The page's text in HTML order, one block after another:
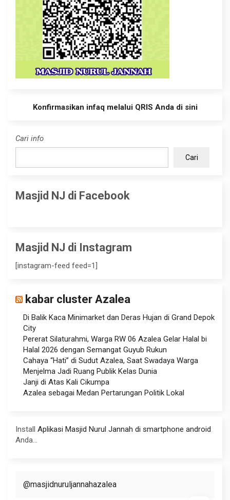
Konfirmasikan infaq melalui QRIS Anda di sini
Cari info
Cari
Masjid NJ di Facebook
Masjid NJ di Instagram
[instagram-feed feed=1]
kabar cluster Azalea
Di Balik Kaca Minimarket dan Deras Hujan di Grand Depok
City
Pererat Silaturahmi, Warga RW 06 Azalea Gelar Halal bi
Halal 2026 dengan Semangat Guyub Rukun
Cahaya “Hati” di Sudut Azalea, Saat Swadaya Warga
Menjelma Jadi Ruang Publik Kelas Dunia
Janji di Atas Kali Cikumpa
Azalea sebagai Medan Pertarungan Politik Lokal
Install Aplikasi Masjid Nurul Jannah di smartphone android
Anda...
@masjidnuruljannahazalea